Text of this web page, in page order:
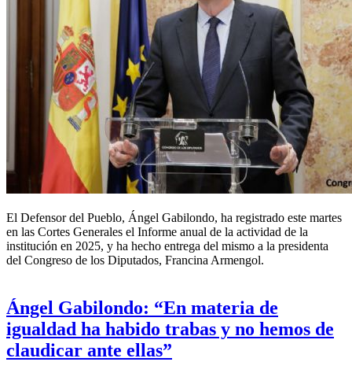
El Defensor del Pueblo, Ángel Gabilondo, ha registrado este martes
en las Cortes Generales el Informe anual de la actividad de la
institución en 2025, y ha hecho entrega del mismo a la presidenta
del Congreso de los Diputados, Francina Armengol.
Ángel Gabilondo: “En materia de
igualdad ha habido trabas y no hemos de
claudicar ante ellas”